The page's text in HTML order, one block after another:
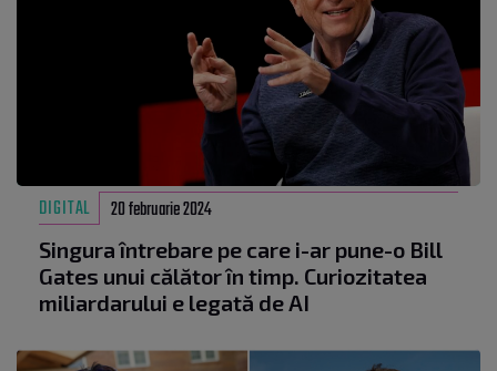
DIGITAL 20 februarie 2024
Singura întrebare pe care i-ar pune-o Bill
Gates unui călător în timp. Curiozitatea
miliardarului e legată de AI